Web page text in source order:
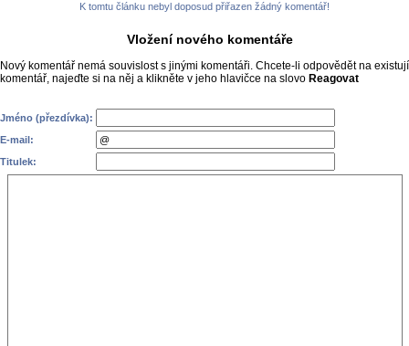
K tomtu článku nebyl doposud přiřazen žádný komentář!
Vložení nového komentáře
Nový komentář nemá souvislost s jinými komentáři. Chcete-li odpovědět na
komentář, najeďte si na něj a klikněte v jeho hlavičce na slovo Reagovat
Jméno (přezdívka):
E-mail:
Titulek: